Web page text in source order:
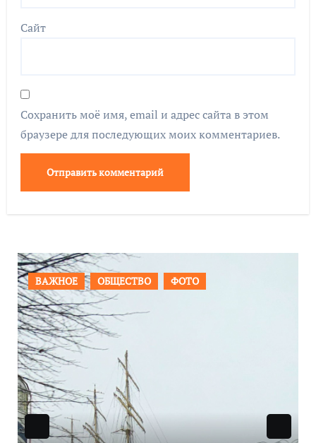
Сайт
Сохранить моё имя, email и адрес сайта в этом
браузере для последующих моих комментариев.
ПРОИСШЕСТВИЯ ФОТО